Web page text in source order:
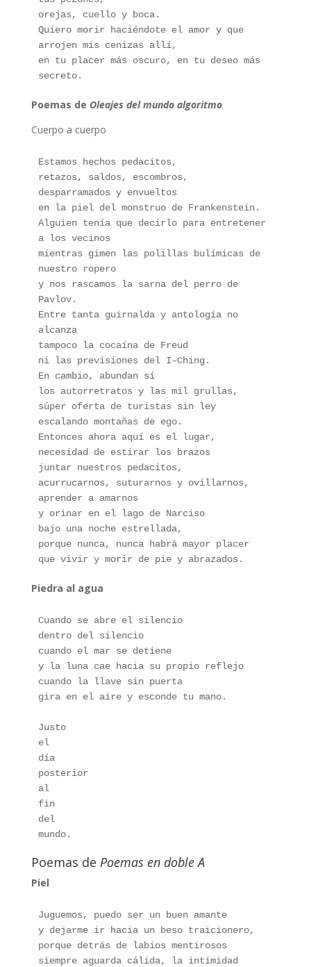
orejas, cuello y boca.
Quiero morir haciéndote el amor y que
arrojen mis cenizas allí,
en tu placer más oscuro, en tu deseo más
secreto.
Poemas de Oleajes del mundo algoritmo
Cuerpo a cuerpo
Estamos hechos pedacitos,
retazos, saldos, escombros,
desparramados y envueltos
en la piel del monstruo de Frankenstein.
Alguien tenía que decirlo para entretener
a los vecinos
mientras gimen las polillas bulímicas de
nuestro ropero
y nos rascamos la sarna del perro de
Pavlov.
Entre tanta guirnalda y antología no
alcanza
tampoco la cocaína de Freud
ni las previsiones del I-Ching.
En cambio, abundan sí
los autorretratos y las mil grullas,
súper oferta de turistas sin ley
escalando montañas de ego.
Entonces ahora aquí es el lugar,
necesidad de estirar los brazos
juntar nuestros pedacitos,
acurrucarnos, suturarnos y ovillarnos,
aprender a amarnos
y orinar en el lago de Narciso
bajo una noche estrellada,
porque nunca, nunca habrá mayor placer
que vivir y morir de pie y abrazados.
Piedra al agua
Cuando se abre el silencio
dentro del silencio
cuando el mar se detiene
y la luna cae hacia su propio reflejo
cuando la llave sin puerta
gira en el aire y esconde tu mano.
Justo
el
día
posterior
al
fin
del
mundo.
Poemas de Poemas en doble A
Piel
Juguemos, puedo ser un buen amante
y dejarme ir hacia un beso traicionero,
porque detrás de labios mentirosos
siempre aguarda cálida, la intimidad